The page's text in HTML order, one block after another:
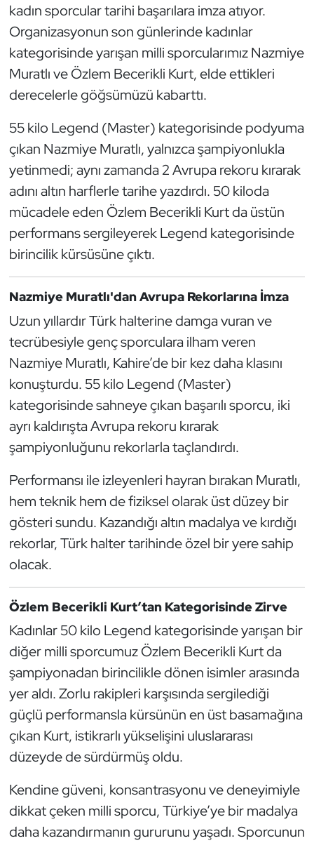
kadın sporcular tarihi başarılara imza atıyor.
Organizasyonun son günlerinde kadınlar
kategorisinde yarışan milli sporcularımız Nazmiye
Muratlı ve Özlem Becerikli Kurt, elde ettikleri
derecelerle göğsümüzü kabarttı.
55 kilo Legend (Master) kategorisinde podyuma
çıkan Nazmiye Muratlı, yalnızca şampiyonlukla
yetinmedi; aynı zamanda 2 Avrupa rekoru kırarak
adını altın harflerle tarihe yazdırdı. 50 kiloda
mücadele eden Özlem Becerikli Kurt da üstün
performans sergileyerek Legend kategorisinde
birincilik kürsüsüne çıktı.
Nazmiye Muratlı'dan Avrupa Rekorlarına İmza
Uzun yıllardır Türk halterine damga vuran ve
tecrübesiyle genç sporculara ilham veren
Nazmiye Muratlı, Kahire’de bir kez daha klasını
konuşturdu. 55 kilo Legend (Master)
kategorisinde sahneye çıkan başarılı sporcu, iki
ayrı kaldırışta Avrupa rekoru kırarak
şampiyonluğunu rekorlarla taçlandırdı.
Performansı ile izleyenleri hayran bırakan Muratlı,
hem teknik hem de fiziksel olarak üst düzey bir
gösteri sundu. Kazandığı altın madalya ve kırdığı
rekorlar, Türk halter tarihinde özel bir yere sahip
olacak.
Özlem Becerikli Kurt’tan Kategorisinde Zirve
Kadınlar 50 kilo Legend kategorisinde yarışan bir
diğer milli sporcumuz Özlem Becerikli Kurt da
şampiyonadan birincilikle dönen isimler arasında
yer aldı. Zorlu rakipleri karşısında sergilediği
güçlü performansla kürsünün en üst basamağına
çıkan Kurt, istikrarlı yükselişini uluslararası
düzeyde de sürdürmüş oldu.
Kendine güveni, konsantrasyonu ve deneyimiyle
dikkat çeken milli sporcu, Türkiye’ye bir madalya
daha kazandırmanın gururunu yaşadı. Sporcunun
Futbol
Futsal
Golf
Güreş
Halter
Hava Sporları
Hentbol
İşitme Engelli Sporcular
Judo ve Kuraş
Kano ve Rafting
Karate
Kempo
Kick Boks
Kürek
Masa Tenisi
Modern Pentatlon
Motor Sporları
Muay Thai
Okçuluk
Optimist
Oryantiring